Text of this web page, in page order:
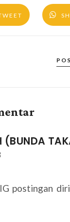
(BUNDA
postingan